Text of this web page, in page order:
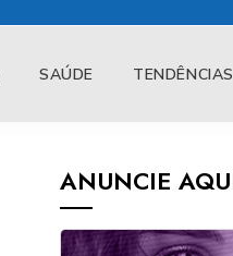
SAÚDE TENDÊNCIAS
ANUNCIE